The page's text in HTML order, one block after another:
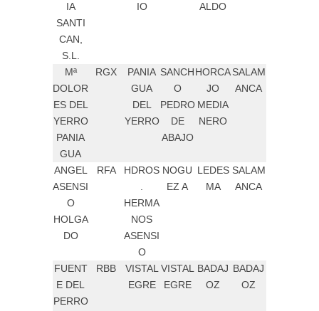
IA
SANTI
CAN,
S.L.
IO
ALDO
Mª
DOLOR
ES DEL
YERRO
PANIA
GUA
RGX
PANIA
GUA
DEL
YERRO
SANCH
O
PEDRO
DE
ABAJO
HORCA
JO
MEDIA
NERO
SALAM
ANCA
ANGEL
ASENSI
O
HOLGA
DO
RFA
HDROS
HERMA
NOS
ASENSI
O
NOGU
EZ A
LEDES
MA
SALAM
ANCA
FUENT
E DEL
PERRO
RBB
VISTAL
EGRE
VISTAL
EGRE
BADAJ
OZ
BADAJ
OZ